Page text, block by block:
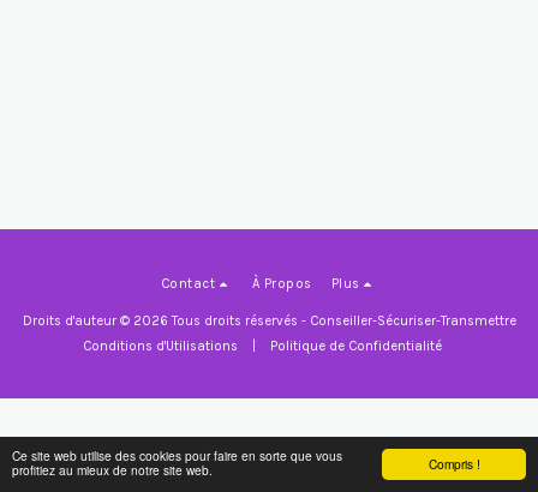
Compris !
Ce site web utilise des cookies pour faire en sorte que vous
profitiez au mieux de notre site web.
Contact À Propos Plus
Droits d'auteur © 2026 Tous droits réservés - Conseiller-Sécuriser-Transmettre
Conditions d'Utilisations
Politique de Confidentialité